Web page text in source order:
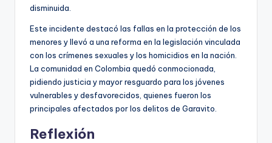
disminuida.
Este incidente destacó las fallas en la protección de los
menores y llevó a una reforma en la legislación vinculada
con los crímenes sexuales y los homicidios en la nación.
La comunidad en Colombia quedó conmocionada,
pidiendo justicia y mayor resguardo para los jóvenes
vulnerables y desfavorecidos, quienes fueron los
principales afectados por los delitos de Garavito.
Reflexión